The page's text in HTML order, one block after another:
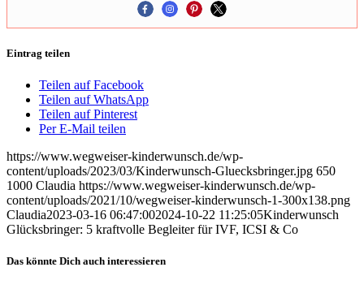
Eintrag teilen
Teilen auf Facebook
Teilen auf WhatsApp
Teilen auf Pinterest
Per E-Mail teilen
https://www.wegweiser-kinderwunsch.de/wp-
content/uploads/2023/03/Kinderwunsch-Gluecksbringer.jpg 650
1000 Claudia https://www.wegweiser-kinderwunsch.de/wp-
content/uploads/2021/10/wegweiser-kinderwunsch-1-300x138.png
Claudia2023-03-16 06:47:002024-10-22 11:25:05Kin­der­wunsch
Glücks­brin­ger: 5 kraft­vol­le Beglei­ter für IVF, ICSI & Co
Das könnte Dich auch interessieren